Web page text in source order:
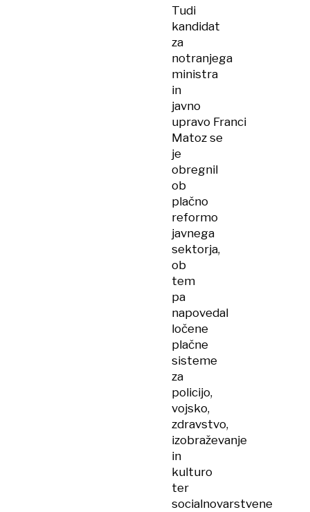
Tudi
kandidat
za
notranjega
ministra
in
javno
upravo Franci
Matoz se
je
obregnil
ob
plačno
reformo
javnega
sektorja,
ob
tem
pa
napovedal
ločene
plačne
sisteme
za
policijo,
vojsko,
zdravstvo,
izobraževanje
in
kulturo
ter
socialnovarstvene